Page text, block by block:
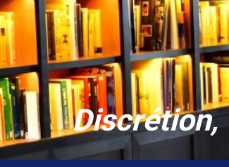
Discrétion,